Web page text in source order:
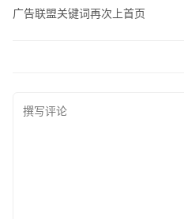
广告联盟关键词再次上首页